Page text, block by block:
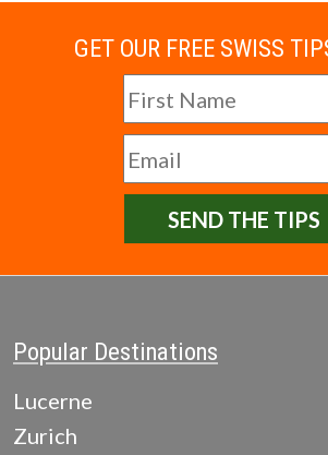
GET OUR FREE SWISS
SEND THE TIPS
Popular Destinations
Lucerne
Zurich